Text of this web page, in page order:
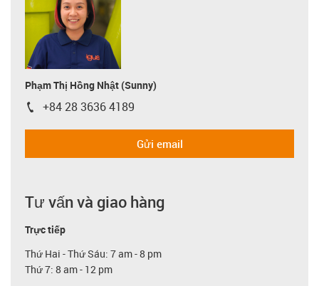
Phạm Thị Hồng Nhật (Sunny)
igus-icon-phone
+84 28 3636 4189
Gửi email
Tư vấn và giao hàng
Trực tiếp
Thứ Hai - Thứ Sáu: 7 am - 8 pm
Thứ 7: 8 am - 12 pm